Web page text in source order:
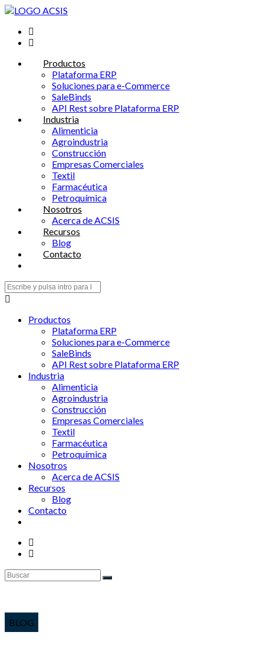
Saltar
contenido
Productos
Plataforma ERP
Soluciones para e-Commerce
SaleBinds
API Rest sobre Plataforma ERP
Industria
Alimenticia
Agroindustria
Construcción
Empresas Comerciales
Textil
Farmacéutica
Petroquímica
Nosotros
Acerca de ACSIS
Recursos
Blog
Contacto
Buscar:
Productos
Plataforma ERP
Soluciones para e-Commerce
SaleBinds
API Rest sobre Plataforma ERP
Industria
Alimenticia
Agroindustria
Construcción
Empresas Comerciales
Textil
Farmacéutica
Petroquímica
Nosotros
Acerca de ACSIS
Recursos
Blog
Contacto
BLOG